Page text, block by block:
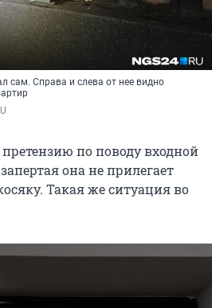
сам. Справа и слева от нее видно
по поводу входной
она не прилегает
Такая же ситуация во